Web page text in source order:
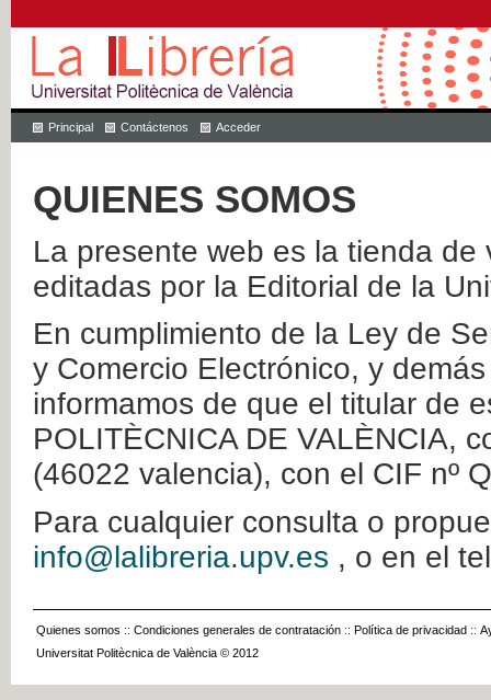
Principal Contáctenos Acceder
QUIENES SOMOS
La presente web es la tienda
editadas por la Editorial de la
En cumplimiento de la Ley de
y Comercio Electrónico, y
informamos de que el titular de
POLITÈCNICA DE VALÈNCIA,
(46022 valencia), con el CIF nº
Para cualquier consulta o
info@lalibreria.upv.es , o en el
Quienes somos :: Condiciones generales de contratación :: Política de privacidad ::
Universitat Politècnica de València © 2012